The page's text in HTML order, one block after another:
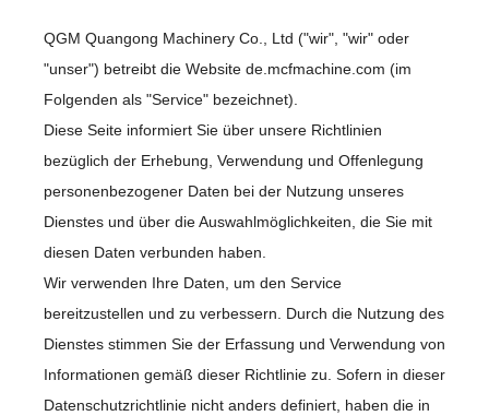
QGM Quangong Machinery Co., Ltd ("wir", "wir" oder
"unser") betreibt die Website de.mcfmachine.com (im
Folgenden als "Service" bezeichnet).
Diese Seite informiert Sie über unsere Richtlinien
bezüglich der Erhebung, Verwendung und Offenlegung
personenbezogener Daten bei der Nutzung unseres
Dienstes und über die Auswahlmöglichkeiten, die Sie mit
diesen Daten verbunden haben.
Wir verwenden Ihre Daten, um den Service
bereitzustellen und zu verbessern. Durch die Nutzung des
Dienstes stimmen Sie der Erfassung und Verwendung von
Informationen gemäß dieser Richtlinie zu. Sofern in dieser
Datenschutzrichtlinie nicht anders definiert, haben die in